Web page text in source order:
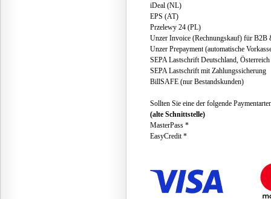
iDeal (NL)
EPS (AT)
Przelewy 24 (PL)
Unzer Invoice (Rechnungskauf) für B2B
Unzer Prepayment (automatische
SEPA Lastschrift Deutschland, Österreich
SEPA Lastschrift mit Zahlungssicherung
BillSAFE (nur Bestandskunden)
Sollten Sie eine der folgende
(alte Schnittstelle)
MasterPass *
EasyCredit *